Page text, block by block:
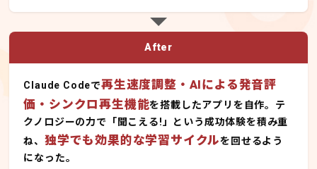
After
Claude Codeで再生速度調整・AIによる発音評
価・シンクロ再生機能を搭載したアプリを自作。テ
クノロジーの力で「聞こえる!」という成功体験を積み重
ね、独学でも効果的な学習サイクルを回せるよう
になった。